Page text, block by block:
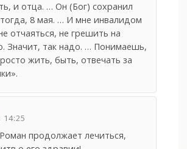
и отца. … Он (Бог) сохранил
8 мая. … И мне инвалидом
отчаяться, не грешить на
Значит, так надо. … Понимаешь,
жить, быть, отвечать за
14:25
продолжает лечиться,